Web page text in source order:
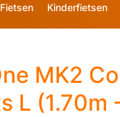
Fietsen Kinderfietsen
MK2
L (1.70m